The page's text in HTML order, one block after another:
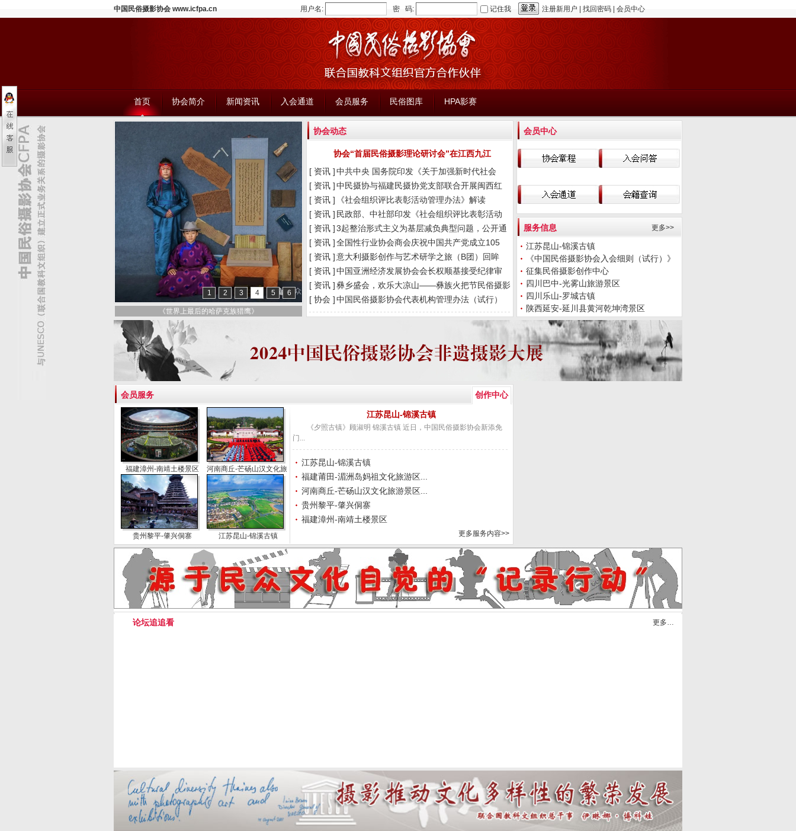
中国民俗摄影协会 www.icfpa.cn 用户名: 密 码: 记住我 注册新用户 找回密码 会员中心
首页 协会简介 新闻资讯 入会通道 会员服务 民俗图库 HPA影赛
《非遗技艺捞宣纸》
6
5
4
3
2
1
协会动态
协会“首届民俗摄影理论研讨会”在江西九江
[ 资讯 ]中共中央 国务院印发《关于加强新时代社会
[ 资讯 ]中民摄协与福建民摄协党支部联合开展闽西红
[ 资讯 ]
《社会组织评比表彰活动管理办法》解读
[ 资讯 ] 民政部、中社部印发《社会组织评比表彰活动
[ 资讯 ]3起整治形式主义为基层减负典型问题，公开通
[ 资讯 ]全国性行业协会商会庆祝中国共产党成立105
[ 资讯 ]意大利摄影创作与艺术研学之旅（B团）回眸
[ 资讯 ]中国亚洲经济发展协会会长权顺基接受纪律审
[ 资讯 ]彝乡盛会，欢乐大凉山——彝族火把节民俗摄影
[ 协会 ]中国民俗摄影协会代表机构管理办法（试行）
会员中心
服务信息 更多>>
江苏昆山-锦溪古镇
《中国民俗摄影协会入会细则（试行）》
征集民俗摄影创作中心
四川巴中-光雾山旅游景区
四川乐山-罗城古镇
陕西延安-延川县黄河乾坤湾景区
会员服务 创作中心
福建漳州-南靖土楼景区 河南商丘-芒砀山汉文化旅游景区
贵州黎平-肇兴侗寨 江苏昆山-锦溪古镇
江苏昆山-锦溪古镇
《夕照古镇》顾淑明 锦溪古镇 近日，中国民俗摄影协会新添免
门...
江苏昆山-锦溪古镇
福建莆田-湄洲岛妈祖文化旅游区...
河南商丘-芒砀山汉文化旅游景区...
贵州黎平-肇兴侗寨
福建漳州-南靖土楼景区
更多服务内容>>